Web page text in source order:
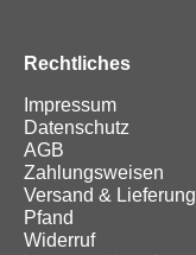
Rechtliches
Impressum
Datenschutz
AGB
Zahlungsweisen
Versand & Lieferung
Pfand
Widerruf